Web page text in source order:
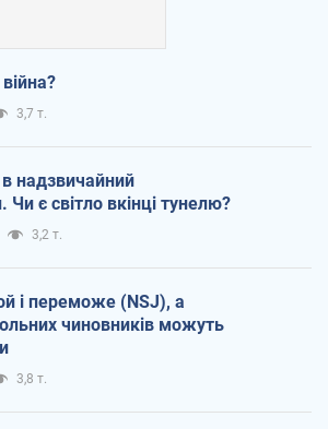
3,7 т.
в надзвичайний
Чи є світло вкінці тунелю?
3,2 т.
і переможе (NSJ), а
чиновників можуть
3,8 т.